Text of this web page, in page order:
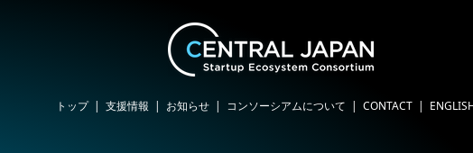
トップ 支援情報 お知らせ コンソーシアムについて CONTACT